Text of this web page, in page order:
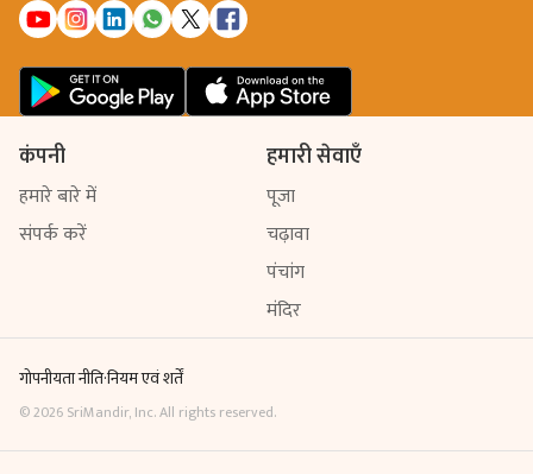
कंपनी
हमारे बारे में
संपर्क करें
हमारी सेवाएँ
पूजा
चढ़ावा
पंचांग
मंदिर
गोपनीयता नीति·नियम एवं शर्तें
©2026 SriMandir, Inc. All rights reserved.